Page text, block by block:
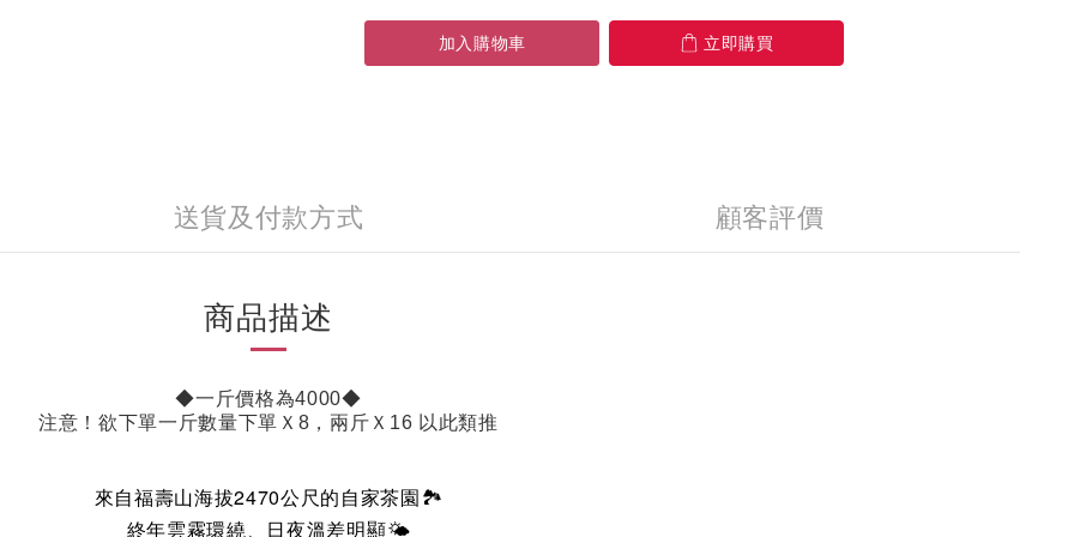
加入購物車 立即購買
送貨及付款方式 顧客評價
商品描述
◆一斤價格為4000◆
注意！欲下單一斤數量下單Ｘ8，兩斤Ｘ16 以此類推
來自福壽山海拔2470公尺的自家茶園 🏞️
終年雲霧環繞、日夜溫差明顯🌤️